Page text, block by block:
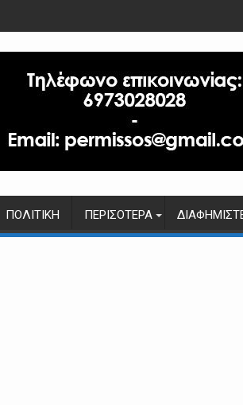
ΠΟΛΙΤΙΚΉ ΠΕΡΙΣΌΤΕΡΑ